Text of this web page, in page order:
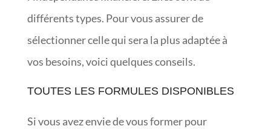
différents types. Pour vous assurer de
sélectionner celle qui sera la plus adaptée à
vos besoins, voici quelques conseils.
TOUTES LES FORMULES DISPONIBLES
Si vous avez envie de vous former pour